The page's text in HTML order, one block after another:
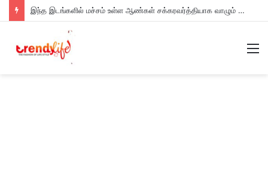
இந்த இடங்களில் மச்சம் உள்ள ஆண்கள் சக்கரவர்த்தியாக வாழும் அதிர்ஷ்டம் உள்ளவர்களாம் – உங்களுக்கு இருக்கா?